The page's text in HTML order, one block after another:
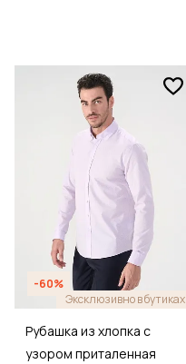
-60%
Эксклюзивно в бутиках
Рубашка из хлопка с
узором приталенная